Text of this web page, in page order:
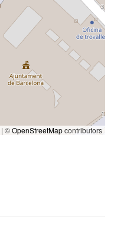
| ©OpenStreetMapcontributors